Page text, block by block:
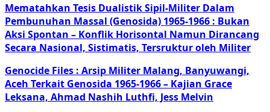
Mematahkan Tesis Dualistik Sipil-Militer Dalam
Pembunuhan Massal (Genosida) 1965-1966 : Bukan
Aksi Spontan – Konflik Horisontal Namun Dirancang
Secara Nasional, Sistimatis, Tersruktur oleh Militer
Genocide Files : Arsip Militer Malang, Banyuwangi,
Aceh Terkait Genosida 1965-1966 – Kajian Grace
Leksana, Ahmad Nashih Luthfi, Jess Melvin